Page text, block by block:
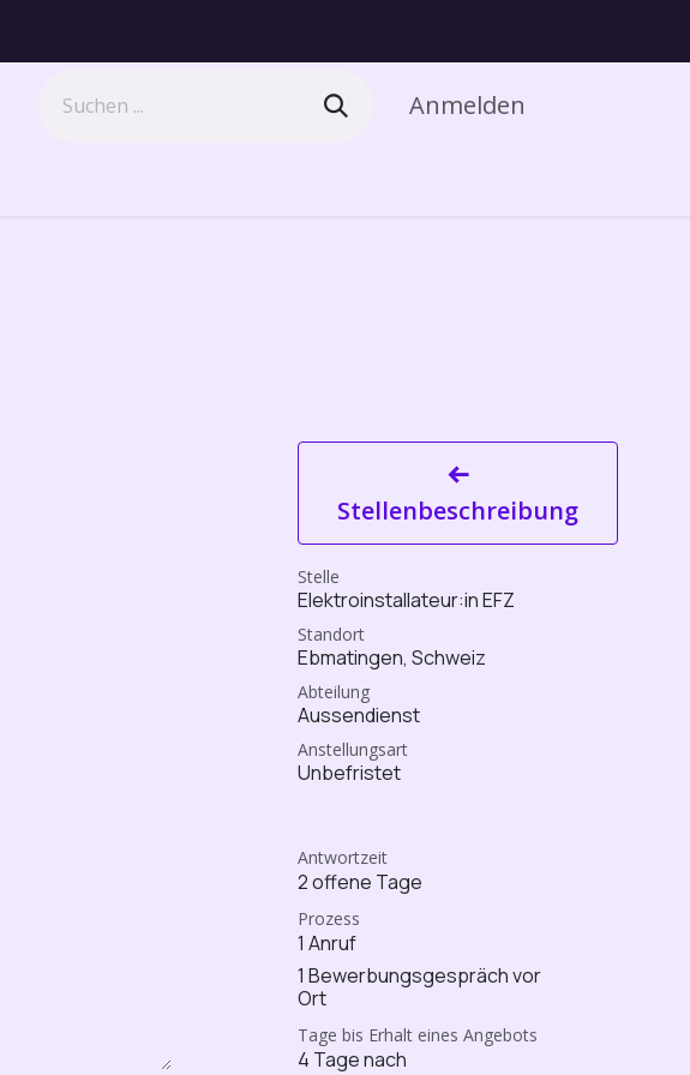
Anmelden
Stellenbeschreibung
Stelle
Elektroinstallateur:in EFZ
Standort
Ebmatingen, Schweiz
Abteilung
Aussendienst
Anstellungsart
Unbefristet
Antwortzeit
2 offene Tage
Prozess
1 Anruf
1 Bewerbungsgespräch vor
Ort
Tage bis Erhalt eines Angebots
4 Tage nach